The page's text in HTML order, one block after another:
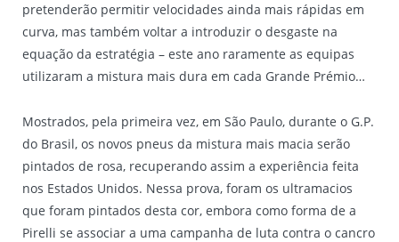
pretenderão permitir velocidades ainda mais rápidas em
curva, mas também voltar a introduzir o desgaste na
equação da estratégia – este ano raramente as equipas
utilizaram a mistura mais dura em cada Grande Prémio…
Mostrados, pela primeira vez, em São Paulo, durante o G.P.
do Brasil, os novos pneus da mistura mais macia serão
pintados de rosa, recuperando assim a experiência feita
nos Estados Unidos. Nessa prova, foram os ultramacios
que foram pintados desta cor, embora como forma de a
Pirelli se associar a uma campanha de luta contra o cancro